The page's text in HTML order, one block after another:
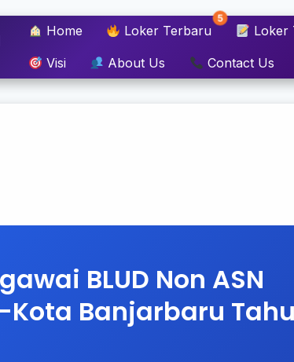
Home Loker Terbaru
5
Loker
Visi About Us Contact Us
BLUD Non ASN
Kota Banjarbaru